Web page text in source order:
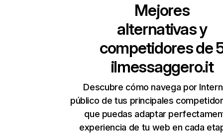
Mejores
alternativas y
competidores de
ilmessaggero.it
Descubre cómo navega por
público de tus principales
que puedas adaptar
experiencia de tu web en cada